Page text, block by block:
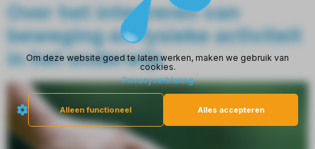
Over het integreren van
beweging en fysieke activiteit
in het onderwijs
Om deze website goed te laten werken, maken we gebruik van
cookies.
Privacyverklaring
Alleen functioneel Alles accepteren